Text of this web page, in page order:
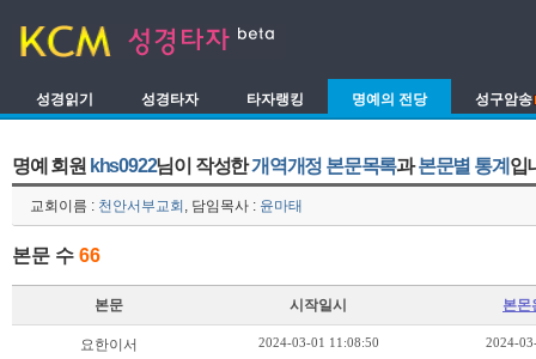
성경읽기 성경타자 타자랭킹 명예의 전당 성구암송
명예 회원 khs0922님이 작성한개역개정 본문목록과본문별 통계 입
교회이름 : 천안서부교회 , 담임목사 : 윤마태
본문 수 66
본문 시작일시 본몬
요한이서 2024-03-01 11:08:50 2024-